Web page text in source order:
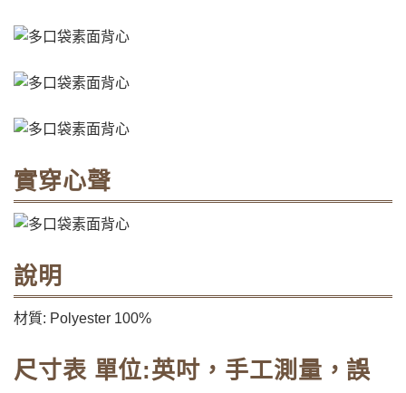
實穿心聲
說明
材質: Polyester 100%
尺寸表 單位:英吋，手工測量，誤